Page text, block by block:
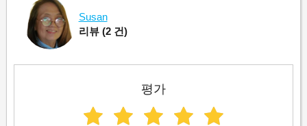
Susan
리뷰 (2 건)
평가